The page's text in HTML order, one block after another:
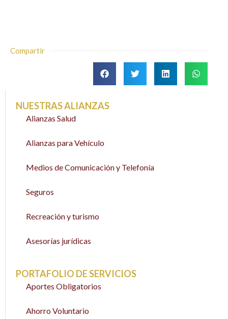
Compartir
NUESTRAS ALIANZAS
Alianzas Salud
Alianzas para Vehículo
Medios de Comunicación y Telefonía
Seguros
Recreación y turismo
Asesorías jurídicas
PORTAFOLIO DE SERVICIOS
Aportes Obligatorios
Ahorro Voluntario